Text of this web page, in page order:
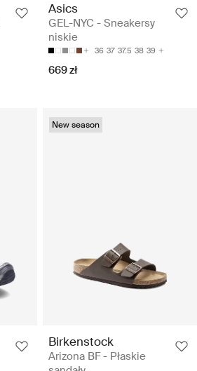
Asics
GEL-NYC - Sneakersy
niskie
36 37 37.5 38 39
669 zł
New season
Birkenstock
Arizona BF - Płaskie